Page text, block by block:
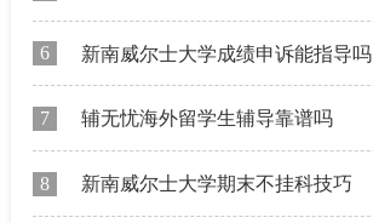
6 新南威尔士大学成绩申诉能指导吗
7 辅无忧海外留学生辅导靠谱吗
8 新南威尔士大学期末不挂科技巧